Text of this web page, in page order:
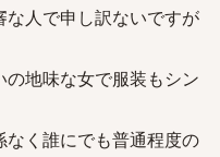
人で申し訳ないですが
地味な女で服装もシン
なく誰にでも普通程度の